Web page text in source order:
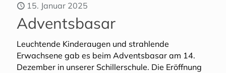
15. Januar 2025
Adventsbasar
Leuchtende Kinderaugen und strahlende
Erwachsene gab es beim Adventsbasar am 14.
Dezember in unserer Schillerschule. Die Eröffnung